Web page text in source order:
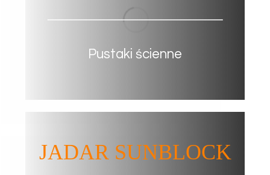
Pustaki ścienne
JADAR SUNBLOCK